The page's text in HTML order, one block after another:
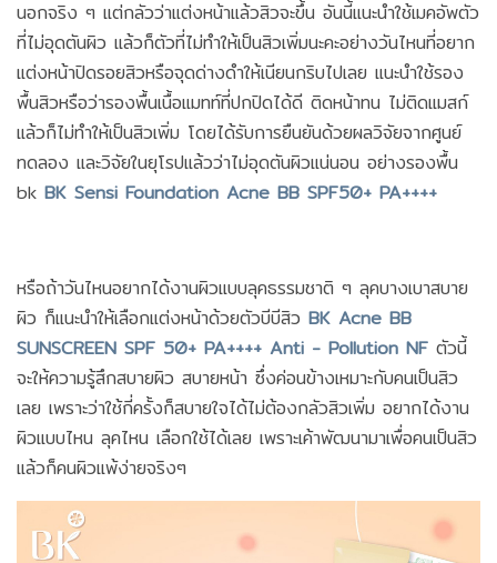
นอกจริง ๆ แต่กลัวว่าแต่งหน้าแล้วสิวจะขึ้น อันนี้แนะนำใช้เมคอัพตัว
ที่ไม่อุดตันผิว แล้วก็ตัวที่ไม่ทำให้เป็นสิวเพิ่มนะคะอย่างวันไหนที่อยาก
แต่งหน้าปิดรอยสิวหรือจุดด่างดำให้เนียนกริบไปเลย แนะนำใช้รอง
พื้นสิวหรือว่ารองพื้นเนื้อแมทท์ที่ปกปิดได้ดี ติดหน้าทน ไม่ติดแมสก์
แล้วก็ไม่ทำให้เป็นสิวเพิ่ม โดยได้รับการยืนยันด้วยผลวิจัยจากศูนย์
ทดลอง และวิจัยในยุโรปแล้วว่าไม่อุดตันผิวแน่นอน อย่างรองพื้น
bk BK Sensi Foundation Acne BB SPF50+ PA++++
หรือถ้าวันไหนอยากได้งานผิวแบบลุคธรรมชาติ ๆ ลุคบางเบาสบาย
ผิว ก็แนะนำให้เลือกแต่งหน้าด้วยตัวบีบีสิว BK Acne BB
SUNSCREEN SPF 50+ PA++++ Anti - Pollution NF ตัวนี้
จะให้ความรู้สึกสบายผิว สบายหน้า ซึ่งค่อนข้างเหมาะกับคนเป็นสิว
เลย เพราะว่าใช้กี่ครั้งก็สบายใจได้ไม่ต้องกลัวสิวเพิ่ม อยากได้งาน
ผิวแบบไหน ลุคไหน เลือกใช้ได้เลย เพราะเค้าพัฒนามาเพื่อคนเป็นสิว
แล้วก็คนผิวแพ้ง่ายจริงๆ